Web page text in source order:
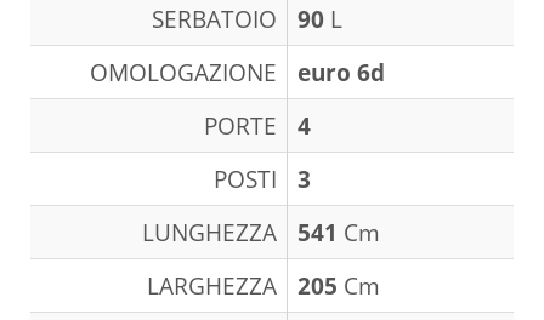
SERBATOIO
90 L
OMOLOGAZIONE
euro 6d
PORTE
4
POSTI
3
LUNGHEZZA
541 Cm
LARGHEZZA
205 Cm